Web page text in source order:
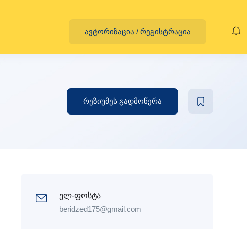
ავტორიზაცია / რეგისტრაცია
რეზიუმეს გადმოწერა
ელ-ფოსტა
beridzed175@gmail.com